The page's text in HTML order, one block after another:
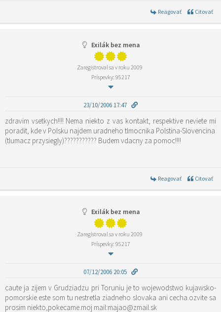
Reagovať Citovať
Exilák bez mena
Zaregistroval sa v roku 2009
Príspevky: 95217
23/10/2006 17:47
zdravim vsetkych!!!! Nema niekto z vas kontakt, respektive neviete mi
poradit, kde v Polsku najdem uradneho tlmocnika Polstina-Slovencina
(tlumacz przysiegly)??????????? Budem vdacny za pomoc!!!!
Reagovať Citovať
Exilák bez mena
Zaregistroval sa v roku 2009
Príspevky: 95217
07/12/2006 20:05
caute ja zijem v Grudziadzu pri Toruniu je to wojewodstwo kujawsko-
pomorskie.este som tu nestretla ziadneho slovaka ani cecha.ozvite sa
prosim niekto,pokecame.moj mail:majao@zmail.sk